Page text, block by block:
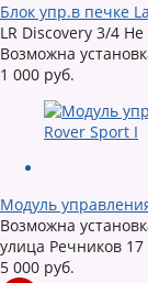
Блок упр.в печке
LR Discovery 3/4
Возможна
1 000 руб.
Модуль
Возможна
улица Речников 17
5 000 руб.